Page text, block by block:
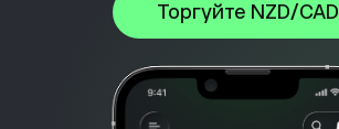
Торгуйте NZD/CAD